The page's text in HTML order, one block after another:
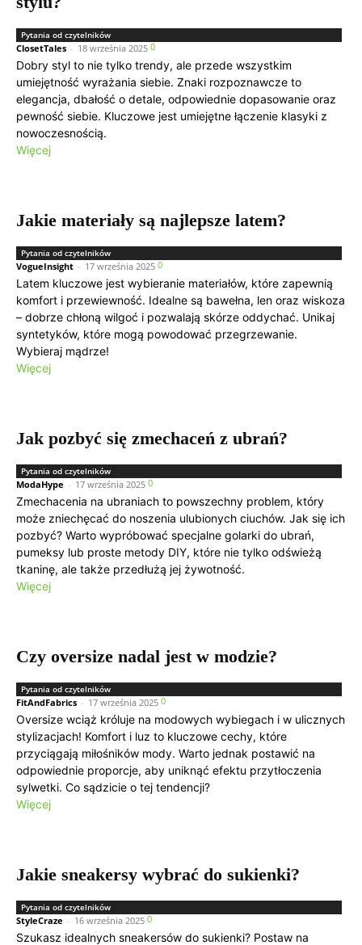
Pytania od czytelników
ClosetTales - 18 września 2025 0
Dobry styl to nie tylko trendy, ale przede wszystkim
umiejętność wyrażania siebie. Znaki rozpoznawcze to
elegancja, dbałość o detale, odpowiednie dopasowanie oraz
pewność siebie. Kluczowe jest umiejętne łączenie klasyki z
nowoczesnością.
Więcej
Jakie materiały są najlepsze latem?
Pytania od czytelników
VogueInsight - 17 września 2025 0
Latem kluczowe jest wybieranie materiałów, które zapewnią
komfort i przewiewność. Idealne są bawełna, len oraz wiskoza
– dobrze chłoną wilgoć i pozwalają skórze oddychać. Unikaj
syntetyków, które mogą powodować przegrzewanie.
Wybieraj mądrze!
Więcej
Jak pozbyć się zmechaceń z ubrań?
Pytania od czytelników
ModaHype - 17 września 2025 0
Zmechacenia na ubraniach to powszechny problem, który
może zniechęcać do noszenia ulubionych ciuchów. Jak się ich
pozbyć? Warto wypróbować specjalne golarki do ubrań,
pumeksy lub proste metody DIY, które nie tylko odświeżą
tkaninę, ale także przedłużą jej żywotność.
Więcej
Czy oversize nadal jest w modzie?
Pytania od czytelników
FitAndFabrics - 17 września 2025 0
Oversize wciąż króluje na modowych wybiegach i w ulicznych
stylizacjach! Komfort i luz to kluczowe cechy, które
przyciągają miłośników mody. Warto jednak postawić na
odpowiednie proporcje, aby uniknąć efektu przytłoczenia
sylwetki. Co sądzicie o tej tendencji?
Więcej
Jakie sneakersy wybrać do sukienki?
Pytania od czytelników
StyleCraze - 16 września 2025 0
Szukasz idealnych sneakersów do sukienki? Postaw na